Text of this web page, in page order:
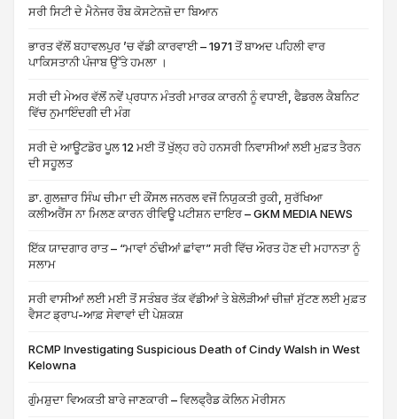
ਸਰੀ ਸਿਟੀ ਦੇ ਮੈਨੇਜਰ ਰੌਬ ਕੋਸਟੇਨਜ਼ੋ ਦਾ ਬਿਆਨ
ਭਾਰਤ ਵੱਲੋਂ ਬਹਾਵਲਪੁਰ ’ਚ ਵੱਡੀ ਕਾਰਵਾਈ – 1971 ਤੋਂ ਬਾਅਦ ਪਹਿਲੀ ਵਾਰ
ਪਾਕਿਸਤਾਨੀ ਪੰਜਾਬ ਉੱਤੇ ਹਮਲਾ ।
ਸਰੀ ਦੀ ਮੇਅਰ ਵੱਲੋਂ ਨਵੇਂ ਪ੍ਰਧਾਨ ਮੰਤਰੀ ਮਾਰਕ ਕਾਰਨੀ ਨੂੰ ਵਧਾਈ, ਫੈਡਰਲ ਕੈਬਨਿਟ
ਵਿੱਚ ਨੁਮਾਇੰਦਗੀ ਦੀ ਮੰਗ
ਸਰੀ ਦੇ ਆਊਟਡੋਰ ਪੂਲ 12 ਮਈ ਤੋਂ ਖੁੱਲ੍ਹ ਰਹੇ ਹਨਸਰੀ ਨਿਵਾਸੀਆਂ ਲਈ ਮੁਫ਼ਤ ਤੈਰਨ
ਦੀ ਸਹੂਲਤ
ਡਾ. ਗੁਲਜ਼ਾਰ ਸਿੰਘ ਚੀਮਾ ਦੀ ਕੌਂਸਲ ਜਨਰਲ ਵਜੋਂ ਨਿਯੁਕਤੀ ਰੁਕੀ, ਸੁਰੱਖਿਆ
ਕਲੀਅਰੈਂਸ ਨਾ ਮਿਲਣ ਕਾਰਨ ਰੀਵਿਊ ਪਟੀਸ਼ਨ ਦਾਇਰ – GKM MEDIA NEWS
ਇੱਕ ਯਾਦਗਾਰ ਰਾਤ – “ਮਾਵਾਂ ਠੰਢੀਆਂ ਛਾਂਵਾ” ਸਰੀ ਵਿੱਚ ਔਰਤ ਹੋਣ ਦੀ ਮਹਾਨਤਾ ਨੂੰ
ਸਲਾਮ
ਸਰੀ ਵਾਸੀਆਂ ਲਈ ਮਈ ਤੋਂ ਸਤੰਬਰ ਤੱਕ ਵੱਡੀਆਂ ਤੇ ਬੇਲੋੜੀਆਂ ਚੀਜ਼ਾਂ ਸੁੱਟਣ ਲਈ ਮੁਫ਼ਤ
ਵੈਸਟ ਡ੍ਰਾਪ-ਆਫ਼ ਸੇਵਾਵਾਂ ਦੀ ਪੇਸ਼ਕਸ਼
RCMP Investigating Suspicious Death of Cindy Walsh in West
Kelowna
ਗੁੰਮਸ਼ੁਦਾ ਵਿਅਕਤੀ ਬਾਰੇ ਜਾਣਕਾਰੀ – ਵਿਲਫ੍ਰੈਡ ਕੋਲਿਨ ਮੋਰੀਸਨ